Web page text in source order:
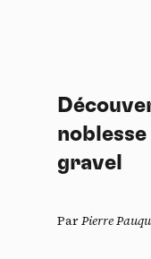
gravel
ParPierre